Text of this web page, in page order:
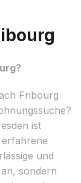
Fribourg
ist
und
sondern